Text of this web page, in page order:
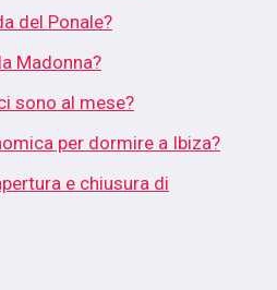
del Ponale?
Madonna?
sono al mese?
per dormire a Ibiza?
e chiusura di